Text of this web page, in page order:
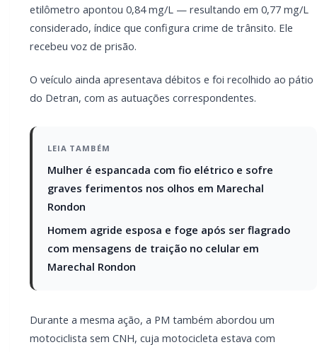
Na noite de 28 de dezembro de 2025, às 22h30, policiais
militares realizavam patrulhamento próximo ao Lago
Municipal de Mercedes quando flagraram um veículo
VW/Gol realizando manobras de derrapagem na via pública.
O condutor foi abordado e apresentava sinais visíveis de
embriaguez, além de não possuir CNH. O teste do
etilômetro apontou 0,84 mg/L — resultando em 0,77 mg/L
considerado, índice que configura crime de trânsito. Ele
O veículo ainda apresentava débitos e foi recolhido ao pátio